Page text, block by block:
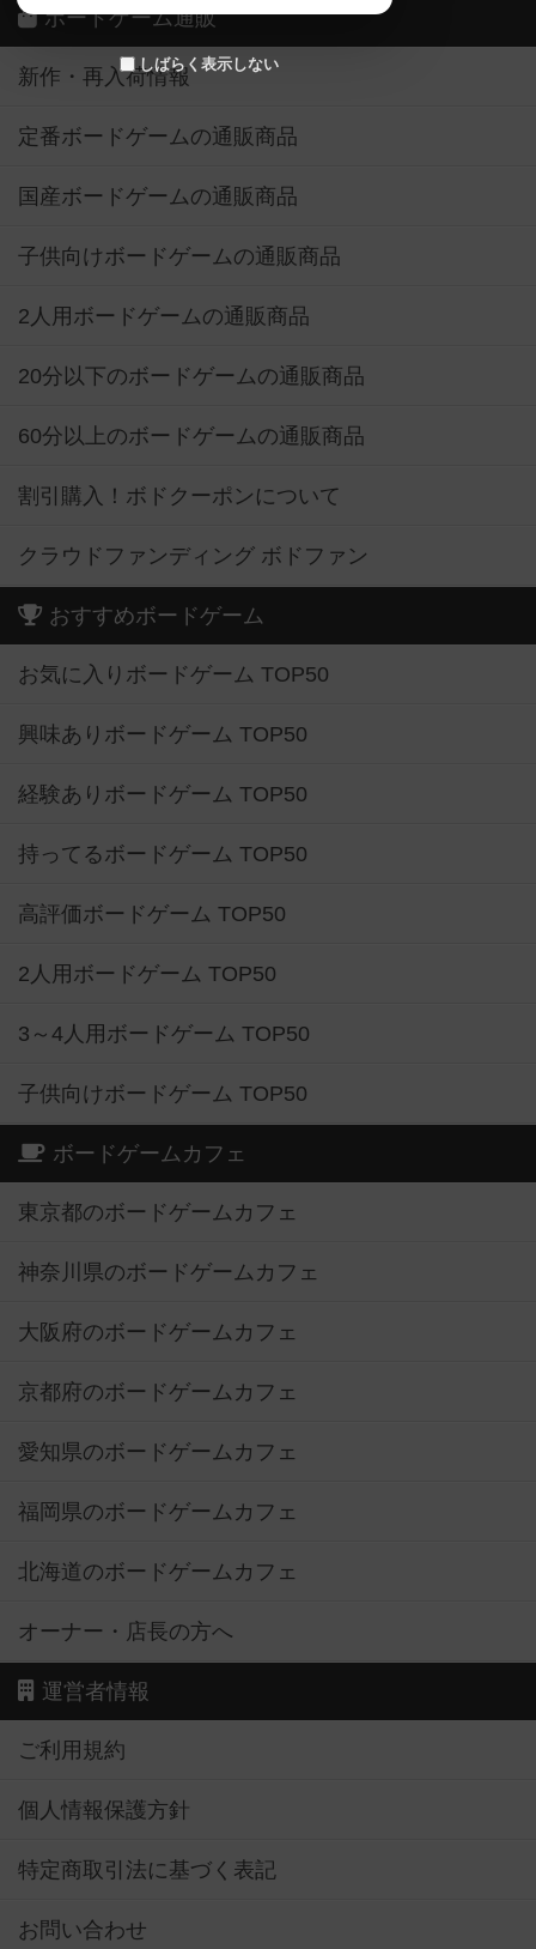
しばらく表示しない
ボードゲーム通販
新作・再入荷情報
定番ボードゲームの通販商品
国産ボードゲームの通販商品
子供向けボードゲームの通販商品
2人用ボードゲームの通販商品
20分以下のボードゲームの通販商品
60分以上のボードゲームの通販商品
割引購入！ボドクーポンについて
クラウドファンディング ボドファン
おすすめボードゲーム
お気に入りボードゲーム TOP50
興味ありボードゲーム TOP50
経験ありボードゲーム TOP50
持ってるボードゲーム TOP50
高評価ボードゲーム TOP50
2人用ボードゲーム TOP50
3～4人用ボードゲーム TOP50
子供向けボードゲーム TOP50
ボードゲームカフェ
東京都のボードゲームカフェ
神奈川県のボードゲームカフェ
大阪府のボードゲームカフェ
京都府のボードゲームカフェ
愛知県のボードゲームカフェ
福岡県のボードゲームカフェ
北海道のボードゲームカフェ
オーナー・店長の方へ
運営者情報
ご利用規約
個人情報保護方針
特定商取引法に基づく表記
お問い合わせ